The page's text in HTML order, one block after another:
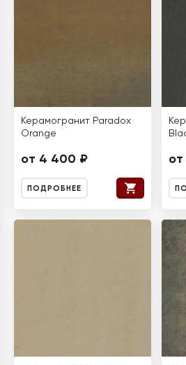
Керамогранит Paradox
Orange
от 4 400 ₽
ПОДРОБНЕЕ